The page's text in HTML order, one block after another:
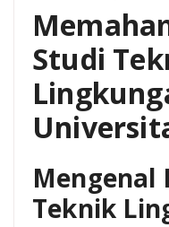
Studi
Mengenal
Teknik